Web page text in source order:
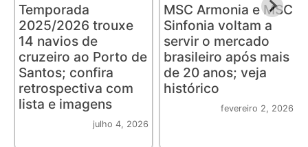
Temporada
2025/2026 trouxe
14 navios de
cruzeiro ao Porto de
Santos; confira
retrospectiva com
lista e imagens
julho 4, 2026
MSC Armonia e MSC
Sinfonia voltam a
servir o mercado
brasileiro após mais
de 20 anos; veja
histórico
fevereiro 2, 2026